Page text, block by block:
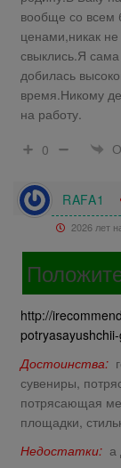
вообще со всем
ценами,никак
свыклись.Я
добилась
время.Никому
на работу.
0
RAFA1
2026 лет
http://
Достоинства:
сувениры,
потрясающая
площадки,
Недостатки: а